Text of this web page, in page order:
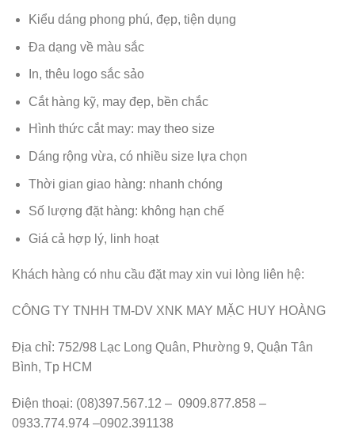
Kiểu dáng phong phú, đẹp, tiện dụng
Đa dạng về màu sắc
In, thêu logo sắc sảo
Cắt hàng kỹ, may đẹp, bền chắc
Hình thức cắt may: may theo size
Dáng rộng vừa, có nhiều size lựa chọn
Thời gian giao hàng: nhanh chóng
Số lượng đặt hàng: không hạn chế
Giá cả hợp lý, linh hoạt
Khách hàng có nhu cầu đặt may xin vui lòng liên hệ:
CÔNG TY TNHH TM-DV XNK MAY MẶC HUY HOÀNG
Địa chỉ: 752/98 Lạc Long Quân, Phường 9, Quận Tân
Bình, Tp HCM
Điện thoại: (08)397.567.12 – 0909.877.858 –
0933.774.974 –0902.391138